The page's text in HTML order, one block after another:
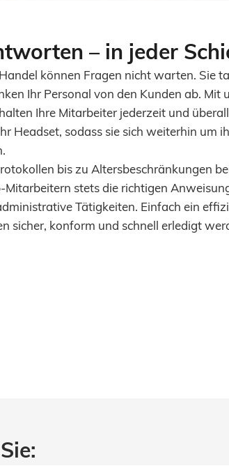
– in jeder
können Fragen nicht warten. Sie
Ihr Personal von den Kunden ab. Mit
Ihre Mitarbeiter jederzeit und
Headset, sodass sie sich weiterhin um
bis zu Altersbeschränkungen
Mitarbeitern stets die richtigen
Tätigkeiten. Einfach ein
sicher, konform und schnell erledigt